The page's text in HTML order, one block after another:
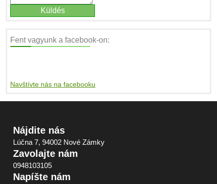
Fent vagyunk a facebook-on:
Navštívte nás na facebooku
Nájdite nás
Lúčna 7, 94002 Nové Zámky
Zavolajte nám
0948103105
Napíšte nám